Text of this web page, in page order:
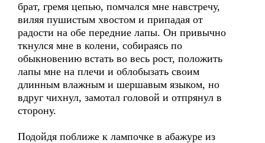
брат, гремя цепью, помчался мне навстречу,
виляя пушистым хвостом и припадая от
радости на обе передние лапы. Он привычно
ткнулся мне в колени, собираясь по
обыкновению встать во весь рост, положить
лапы мне на плечи и облобызать своим
длинным влажным и шершавым языком, но
вдруг чихнул, замотал головой и отпрянул в
сторону.
Подойдя поближе к лампочке в абажуре из